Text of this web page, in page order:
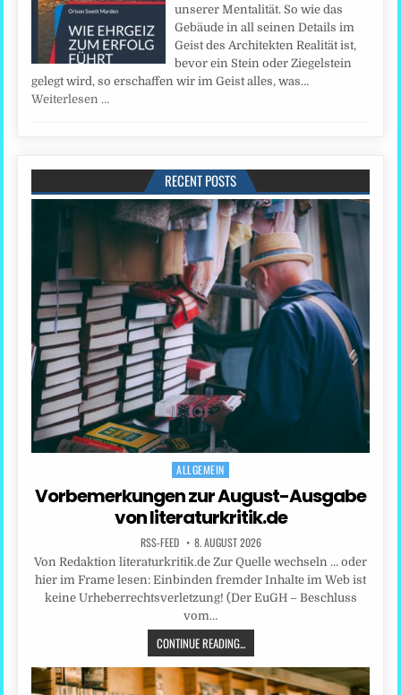
unserer Mentalität. So wie das
Gebäude in all seinen Details im
Geist des Architekten Realität ist,
bevor ein Stein oder Ziegelstein
gelegt wird, so erschaffen wir im Geist alles, was…
Weiterlesen …
RECENT POSTS
Posted
ALLGEMEIN
Vorbemerkungen zur August-Ausgabe
von literaturkritik.de
RSS-FEED 8. AUGUST 2026
Von Redaktion literaturkritik.de Zur Quelle wechseln … oder
hier im Frame lesen: Einbinden fremder Inhalte im Web ist
keine Urheberrechtsverletzung! (Der EuGH – Beschluss
vom…
CONTINUE READING...